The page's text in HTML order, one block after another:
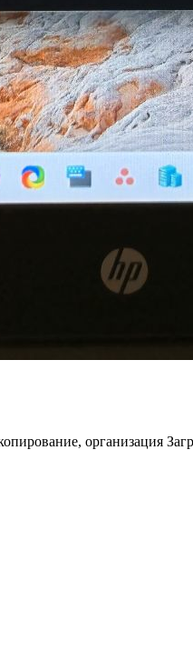
организация